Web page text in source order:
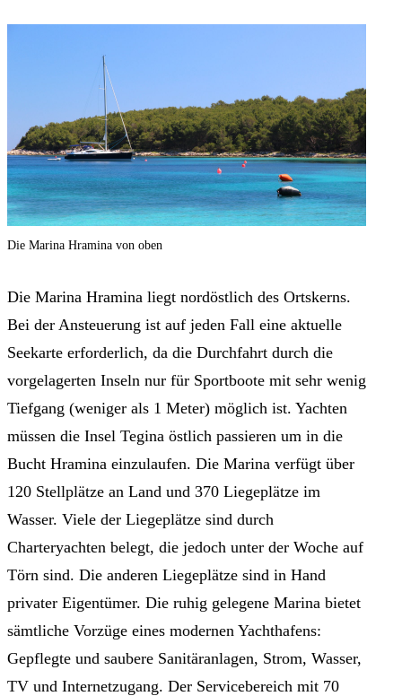
Die Marina Hramina von oben
Die Marina Hramina liegt nordöstlich des Ortskerns.
Bei der Ansteuerung ist auf jeden Fall eine aktuelle
Seekarte erforderlich, da die Durchfahrt durch die
vorgelagerten Inseln nur für Sportboote mit sehr wenig
Tiefgang (weniger als 1 Meter) möglich ist. Yachten
müssen die Insel Tegina östlich passieren um in die
Bucht Hramina einzulaufen. Die Marina verfügt über
120 Stellplätze an Land und 370 Liegeplätze im
Wasser. Viele der Liegeplätze sind durch
Charteryachten belegt, die jedoch unter der Woche auf
Törn sind. Die anderen Liegeplätze sind in Hand
privater Eigentümer. Die ruhig gelegene Marina bietet
sämtliche Vorzüge eines modernen Yachthafens:
Gepflegte und saubere Sanitäranlagen, Strom, Wasser,
TV und Internetzugang. Der Servicebereich mit 70